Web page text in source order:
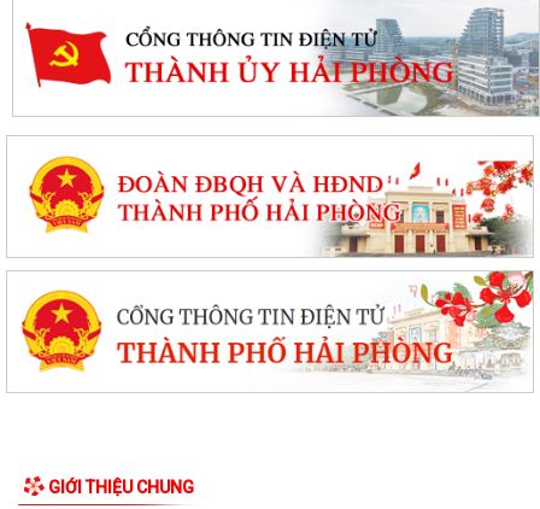
GIỚI THIỆU CHUNG
PHƯỜNG BẠCH ĐẰNG CÓ 2 TUYẾN ĐƯỜNG ĐƯỢC ĐẶT TÊN THEO NGHỊ
QUYẾT SỐ 22/2026/NQ-HĐND, NGÀY 28/7/2026...
Công văn tham gia ý kiến dự thảo Nghị quyết của Hội đồng nhân dân
phường quy định nội dung chi, mức...
TIẾP TỤC THỰC HIỆN NGHIÊM CHỈ THỊ SỐ 17/CT-UBND CỦA UBND
HÓA, TẠO LẬP DỮ LIỆU ĐẢNG VIÊN